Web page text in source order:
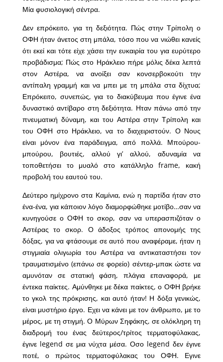
Μία φυσιολογική σέντρα.
Δεν επρόκειτο, για τη δεξιότητα. Πώς στην Τρίπολη ο
ΟΦΗ ήταν άνετος στη μπάλα, τόσο που να νιώθει κανείς
ότι εκεί και τότε είχε χάσει την ευκαιρία του για ευρύτερο
προβάδισμα; Πώς στο Ηράκλειο πήρε μόλις δέκα λεπτά
στον Αστέρα, να ανοίξει σαν κονσερβοκούτι την
αντίπαλη γραμμή και να μπει με τη μπάλα στα δίχτυα;
Επρόκειτο, συνεπώς, για το διακύβευμα που έγινε ένα
δυναστικό αντίβαρο στη δεξιότητα. Ηταν πάνω από την
πνευματική δύναμη, και του Αστέρα στην Τρίπολη και
του ΟΦΗ στο Ηράκλειο, να το διαχειριστούν. Ο Νους
είναι μόνον ένα παράδειγμα, από πολλά. Μπούρου-
μπούρου, βουτιές, αλλού γι’ αλλού, αδυναμία να
τοποθετήσει το μυαλό στο κατάλληλο frame, κακή
προβολή του εαυτού του.
Δεύτερο ημίχρονο στα Καμίνια, ενώ η παρτίδα ήταν στο
ένα-ένα, για κάποιον λόγο διαμορφώθηκε μοτίβο…σαν να
κυνηγούσε ο ΟΦΗ το σκορ, σαν να υπερασπιζόταν ο
Αστέρας το σκορ. Ο άδοξος τρόπος απονομής της
δόξας, για να φτάσουμε σε αυτό που αναφέραμε, ήταν η
στιγμιαία ολιγωρία του Αστέρα να αντικαταστήσει τον
τραυματισμένο (επάνω σε φορείο) σέντερ-μπακ ώστε να
αμυνόταν σε στατική φάση, πλάγια επαναφορά, με
έντεκα παίκτες. Αμύνθηκε με δέκα παίκτες, ο ΟΦΗ βρήκε
το γκολ της πρόκρισης, και αυτό ήταν! Η δόξα γενικώς,
είναι μυστήριο έργο. Εχει να κάνει με τον άνθρωπο, με το
μέρος, με τη στιγμή. Ο Μύρων Σηφάκης, σε ολόκληρη τη
διαδρομή του ένας δεύτερος/τρίτος τερματοφύλακας,
έγινε legend σε μια νύχτα μέσα. Οσο legend δεν έγινε
ποτέ, ο πρώτος τερματοφύλακας του ΟΦΗ. Εγινε